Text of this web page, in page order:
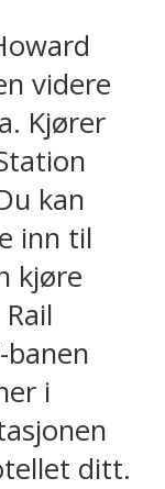
videre
Kjører
kan
inn til
kjøre
banen
i
ditt.